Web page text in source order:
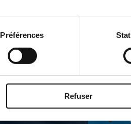
Préférences
Refuser